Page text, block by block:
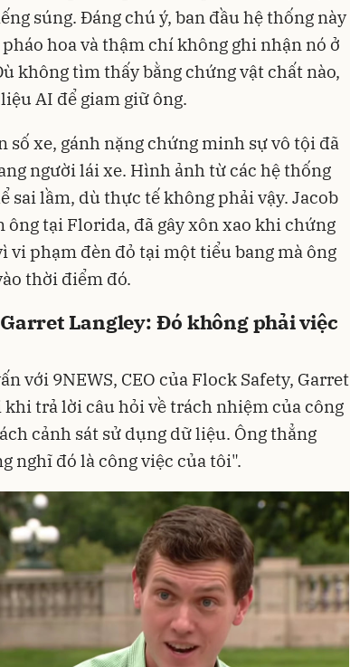
súng. Đáng chú ý, ban đầu hệ thống này
hoa và thậm chí không ghi nhận nó ở
không tìm thấy bằng chứng vật chất nào,
AI để giam giữ ông.
số xe, gánh nặng chứng minh sự vô tội đã
người lái xe. Hình ảnh từ các hệ thống
sai lầm, dù thực tế không phải vậy. Jacob
tại Florida, đã gây xôn xao khi chứng
vi phạm đèn đỏ tại một tiểu bang mà ông
thời điểm đó.
Langley: Đó không phải việc
với 9NEWS, CEO của Flock Safety, Garret
khi trả lời câu hỏi về trách nhiệm của công
cảnh sát sử dụng dữ liệu. Ông thẳng
nghĩ đó là công việc của tôi".